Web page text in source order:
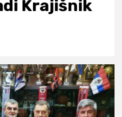
Krajišnik